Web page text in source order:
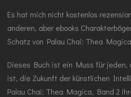
Es hat mich nicht kostenlos
anderen, aber ebooks
Schatz von Palau Chai: Thea
Dieses Buch ist ein Muss für
ist, die Zukunft der künstlichen
Palau Chai: Thea Magica, Band 2